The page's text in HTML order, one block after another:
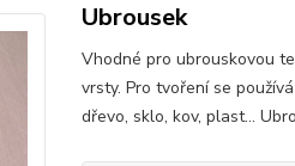
Ubrousek
Vhodné pro ubrouskovou
vrsty. Pro tvoření se
dřevo, sklo, kov, plast...